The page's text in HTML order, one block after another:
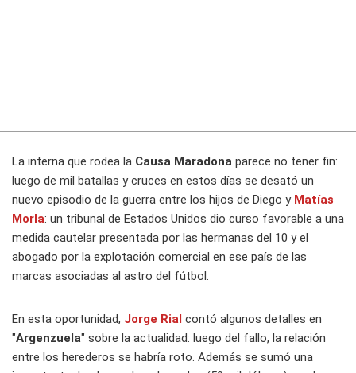
La interna que rodea la Causa Maradona parece no tener fin:
luego de mil batallas y cruces en estos días se desató un
nuevo episodio de la guerra entre los hijos de Diego y Matías
Morla: un tribunal de Estados Unidos dio curso favorable a una
medida cautelar presentada por las hermanas del 10 y el
abogado por la explotación comercial en ese país de las
marcas asociadas al astro del fútbol.
En esta oportunidad, Jorge Rial contó algunos detalles en
"Argenzuela" sobre la actualidad: luego del fallo, la relación
entre los herederos se habría roto. Además se sumó una